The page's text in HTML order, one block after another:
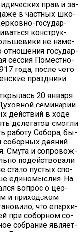
прав и за­
в част­ных шко­
го­судар­
кон­струк­
не на­ме­
от­но­ше­ния го­су­дар­
сес­сия По­мест­но­
го­да, по­сле че­го
празд­ни­ки.
20 ян­ва­ря
се­ми­на­рии
дей­ствий в хо­де
де­ле­га­тов смог­ли
ра­бо­ту Со­бо­ра, бы­
со­бор­ных де­я­ний
Сму­та и со­про­вож­
по­дей­ство­ва­ли
ста­ло пу­стых спо­
еди­но­мыс­лия. На
во­прос о цер­
и при­ход­ском
что епар­хи­
при со­бор­ном со­
со­бра­ние яв­ля­ет­